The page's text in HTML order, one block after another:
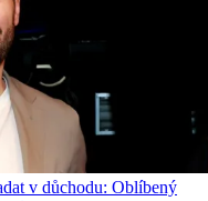
v důchodu: Oblíbený